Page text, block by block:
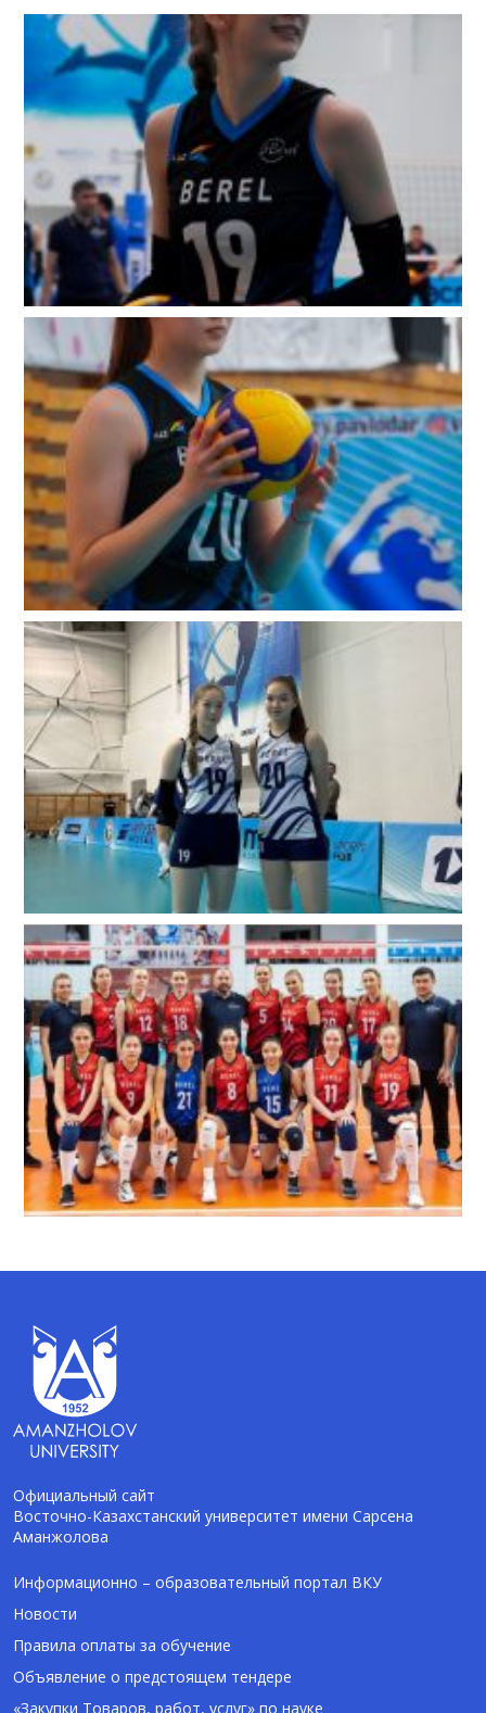
Официальный сайт
Восточно-Казахстанский университет имени Сарсена
Аманжолова
Информационно – образовательный портал ВКУ
Новости
Правила оплаты за обучение
Объявление о предстоящем тендере
«Закупки Товаров, работ, услуг» по науке
Помощник Amanzholov University
Здравствуйте! Я AI-Talapker — помощник
ВКУ им. Сарсена Аманжолова (ВКУ). Отвечу
на вопросы о поступлении в бакалавриат,